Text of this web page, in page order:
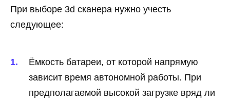
При выборе 3d сканера нужно учесть
следующее:
Ёмкость батареи, от которой напрямую
зависит время автономной работы. При
предполагаемой высокой загрузке вряд ли